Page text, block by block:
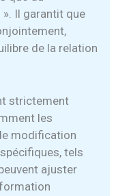
Il garantit que
de la relation
strictement
les
modification
tels
ajuster